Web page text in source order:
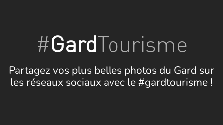
#GardTourisme
Partagez vos plus belles photos du Gard sur
les réseaux sociaux avec le #gardtourisme !